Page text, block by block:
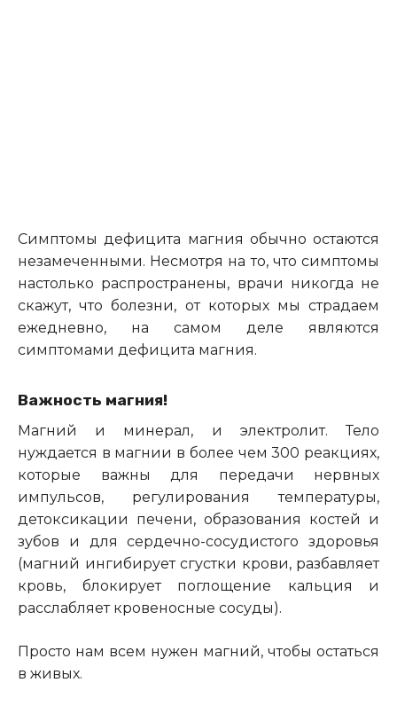
Симптомы дефицита магния обычно остаются
незамеченными. Несмотря на то, что симптомы
настолько распространены, врачи никогда не
скажут, что болезни, от которых мы страдаем
ежедневно, на самом деле являются
симптомами дефицита магния.
Важность магния!
Магний и минерал, и электролит. Тело
нуждается в магнии в более чем 300 реакциях,
которые важны для передачи нервных
импульсов, регулирования температуры,
детоксикации печени, образования костей и
зубов и для сердечно-сосудистого здоровья
(магний ингибирует сгустки крови, разбавляет
кровь, блокирует поглощение кальция и
расслабляет кровеносные сосуды).
Просто нам всем нужен магний, чтобы остаться
в живых.